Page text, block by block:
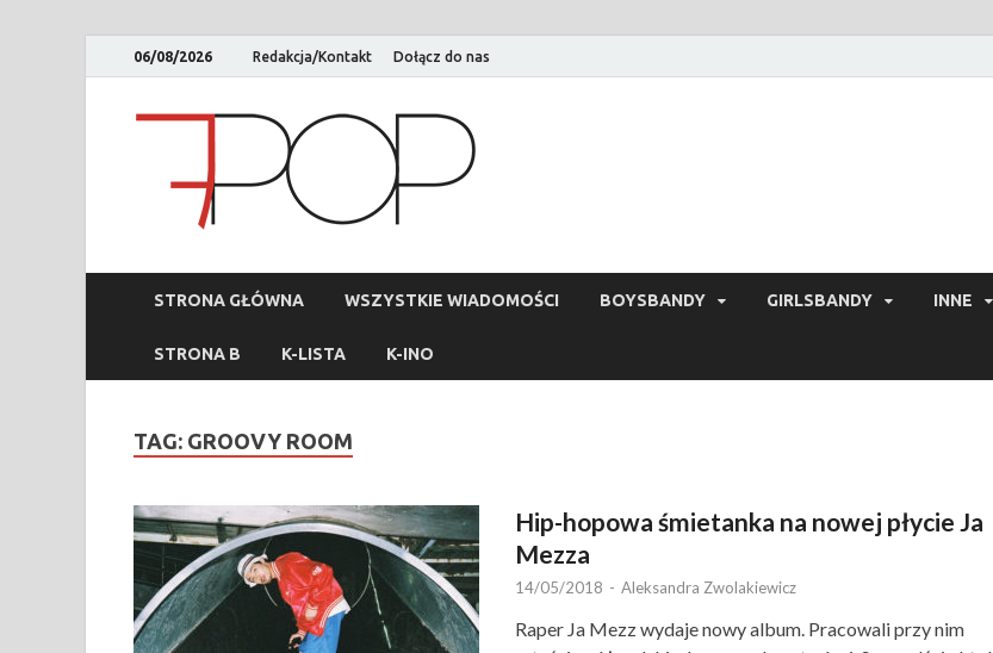
06/08/2026 Redakcja/Kontakt Dołącz do nas
STRONA GŁÓWNA WSZYSTKIE WIADOMOŚCI BOYSBANDY GIRLSBANDY INNE
STRONA B K-LISTA K-INO
TAG: GROOVY ROOM
Hip-hopowa śmietanka na nowej płycie Ja
Mezza
14/05/2018 - Aleksandra Zwolakiewicz
Raper Ja Mezz wydaje nowy album. Pracowali przy nim